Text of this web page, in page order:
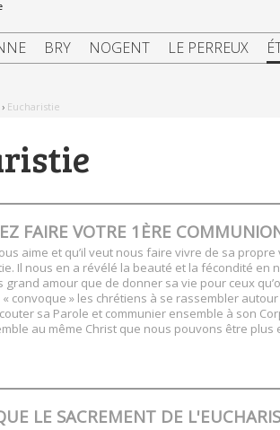
BRY NOGENT LE PERREUX
› Eucharistie
FAIRE VOTRE 1ÈRE
aime et qu’il veut nous faire vivre de sa
Il nous en a révélé la beauté et la fécondité en
grand amour que de donner sa vie pour ceux
« convoque » les chrétiens à se rassembler
sa Parole et communier ensemble à son
au même Christ que nous pouvons être
LE SACREMENT DE